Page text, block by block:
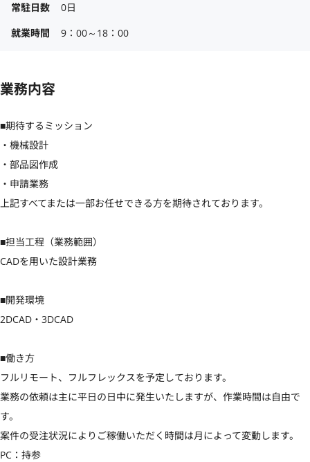
常駐日数
0日
就業時間
9：00～18：00
業務内容
■期待するミッション
・機械設計
・部品図作成
・申請業務
上記すべてまたは一部お任せできる方を期待されております。
■担当工程（業務範囲）
CADを用いた設計業務
■開発環境
2DCAD・3DCAD
■働き方
フルリモート、フルフレックスを予定しております。
業務の依頼は主に平日の日中に発生いたしますが、作業時間は自由で
す。
案件の受注状況によりご稼働いただく時間は月によって変動します。
PC：持参